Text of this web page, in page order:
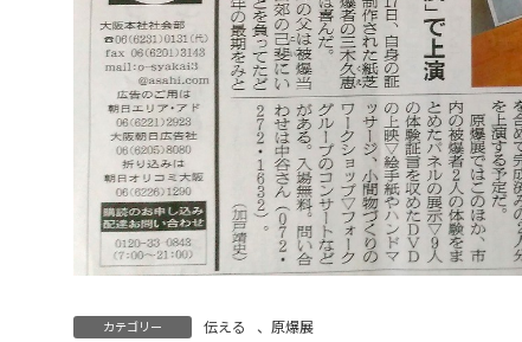
カテゴリー 伝える 、 原爆展